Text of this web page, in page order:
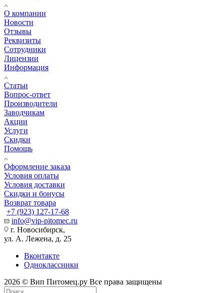
О компании
Новости
Отзывы
Реквизиты
Сотрудники
Лицензии
Информация
Статьи
Вопрос-ответ
Производители
Заводчикам
Акции
Услуги
Скидки
Помощь
Оформление заказа
Условия оплаты
Условия доставки
Скидки и бонусы
Возврат товара
+7 (923) 127-17-68
info@vip-pitomec.ru
г. Новосибирск,
ул. А. Лежена, д. 25
Вконтакте
Одноклассники
2026 © Вип Питомец.ру Все права защищены